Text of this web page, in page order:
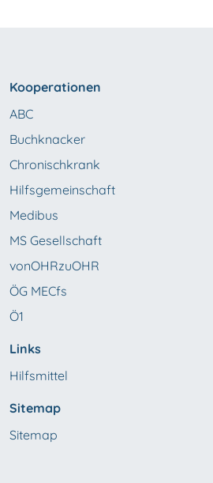
Kooperationen
ABC
Buchknacker
Chronischkrank
Hilfsgemeinschaft
Medibus
MS Gesellschaft
vonOHRzuOHR
ÖG MECfs
Ö1
Links
Hilfsmittel
Sitemap
Sitemap